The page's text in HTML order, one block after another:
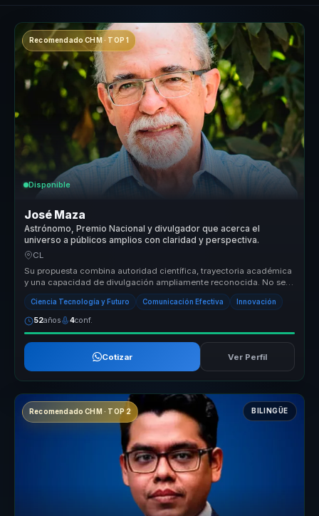
Recomendado CHM · TOP 1
Disponible
José Maza
Astrónomo, Premio Nacional y divulgador que acerca el
universo a públicos amplios con claridad y perspectiva.
CL
Su propuesta combina autoridad científica, trayectoria académica
y una capacidad de divulgación ampliamente reconocida. No se
presenta co...
Ciencia Tecnología y Futuro Comunicación Efectiva Innovación
52años 4conf.
Cotizar Ver Perfil
Recomendado CHM · TOP 2 BILINGÜE